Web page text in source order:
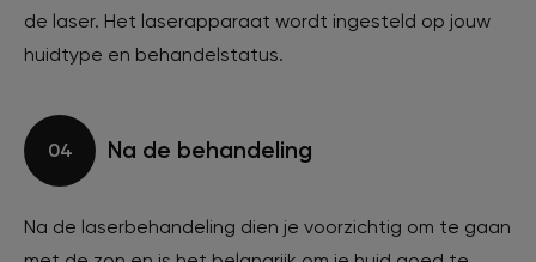
de laser. Het laserapparaat wordt ingesteld op jouw
huidtype en behandelstatus.
04 Na de behandeling
Na de laserbehandeling dien je voorzichtig om te gaan